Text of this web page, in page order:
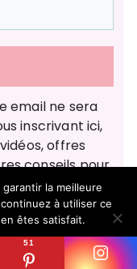
51
email ne sera
inscrivant ici,
offres
conseils pour
de rêves et
ou
désabonner
la meilleure
à utiliser ce
êtes satisfait.